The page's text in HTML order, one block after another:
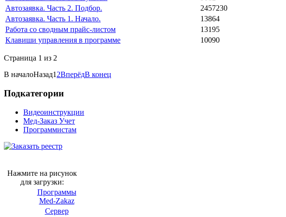
Автозаявка. Часть 2. Подбор.
2457230
Автозаявка. Часть 1. Начало.
13864
Работа со сводным прайс-листом
13195
Клавиши управления в программе
10090
Страница 1 из 2
В началоНазад12ВперёдВ конец
Подкатегории
Видеоинструкции
Мед-Заказ Учет
Программистам
Нажмите на рисунок
для загрузки:
Программы
Med-Zakaz
Сервер